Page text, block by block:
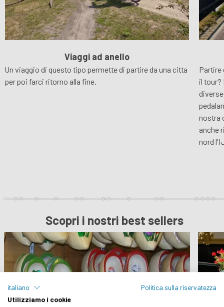
Viaggi ad anello
Un viaggio di questo tipo permette di partire da una citta
per poi farci ritorno alla fine.
Partire
il tour?
nostra
anche
nord
Scopri i nostri best sellers
italiano
Politica sulla riservatezza
Utilizziamo i cookie